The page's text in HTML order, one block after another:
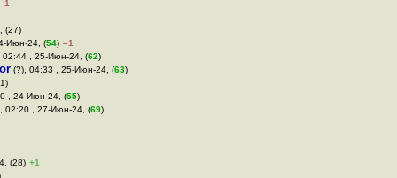
–1
(27)
Июн-24, (54) –1
02:44 , 25-Июн-24, (62)
(?), 04:33 , 25-Июн-24, (63)
, 24-Июн-24, (55)
02:20 , 27-Июн-24, (69)
(28) +1